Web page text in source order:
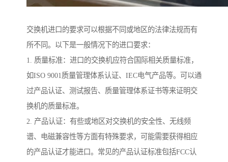
交换机进口的要求可以根据不同或地区的法律法规而有
所不同。以下是一般情况下的进口要求：
1. 质量标准：进口的交换机应符合国际相关质量标准，
如ISO 9001质量管理体系认证、IEC电气产品等。可以通
过产品认证、测试报告、质量管理体系证书等来证明交
换机的质量标准。
2. 产品认证：有些或地区对交换机的安全性、无线频
谱、电磁兼容性等方面有特殊要求，可能需要获得相应
的产品认证才能进口。常见的产品认证标准包括FCC认